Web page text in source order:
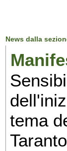
News dalla
tema